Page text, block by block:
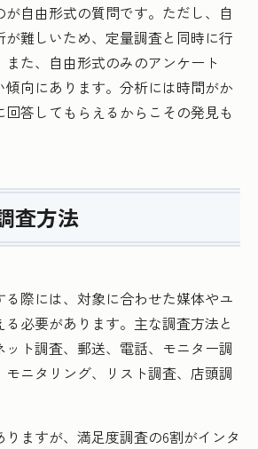
自由形式の質問です。ただし、自
が難しいため、定量調査と同時に行
また、自由形式のみのアンケート
傾向にあります。分析には時間がか
答してもらえるからこその発見も
査方法
際には、対象に合わせた媒体やユ
必要があります。主な調査方法と
ット調査、郵送、電話、モニター調
ニタリング、リスト調査、店頭調
ますが、満足度調査の6割がインタ